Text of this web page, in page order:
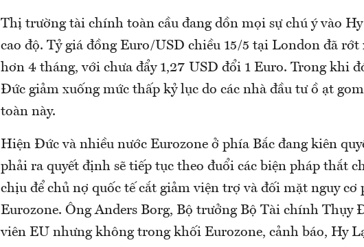
Thị trường tài chính toàn cầu đang dồn mọi sự chú ý vào
cao độ. Tỷ giá đồng Euro/USD chiều 15/5 tại London đã rớt
hơn 4 tháng, với chưa đẩy 1,27 USD đổi 1 Euro. Trong khi
Đức giảm xuống mức thấp kỷ lục do các nhà đầu tư ồ ạt
toàn này.
Hiện Đức và nhiều nước Eurozone ở phía Bắc đang kiên
phải ra quyết định sẽ tiếp tục theo đuổi các biện pháp thắt
chịu để chủ nợ quốc tế cắt giảm viện trợ và đối mặt nguy
Eurozone. Ông Anders Borg, Bộ trưởng Bộ Tài chính Thụy
viên EU nhưng không trong khối Eurozone, cảnh báo, Hy